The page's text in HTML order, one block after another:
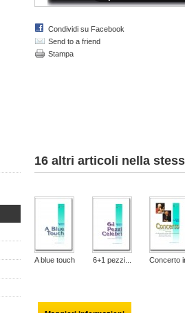
Condividi su Facebook
Send to a friend
Stampa
16 altri articoli nella
A blue touch 6+1 pezzi... Concerto